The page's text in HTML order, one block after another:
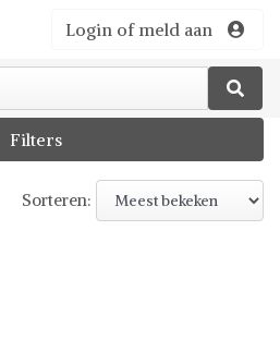
Login of meld aan
Filters
Sorteren: